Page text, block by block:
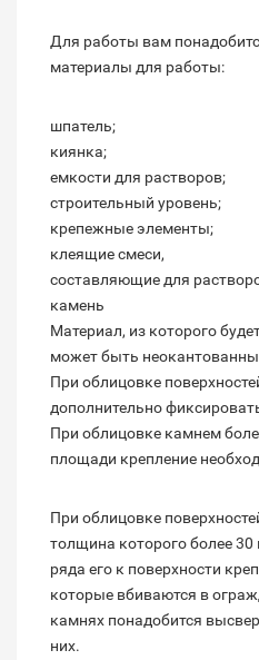
Для работы вам
материалы для работы:
шпатель;
киянка;
емкости для растворов;
строительный уровень;
крепежные элементы;
клеящие смеси,
составляющие для
камень
Материал, из которого
может быть
При облицовке
дополнительно
При облицовке камнем
площади крепление
При облицовке
толщина которого более
ряда его к поверхности
которые вбиваются в
камнях понадобится
них.